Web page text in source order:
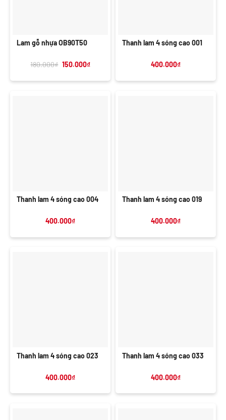
Lam gỗ nhựa OB90T50
180.000₫ Giá
180.000₫.
150.000₫Giá
là:
Thanh lam 4 sóng cao 001
400.000₫
Thanh lam 4 sóng cao 004
400.000₫
Thanh lam 4 sóng cao 019
400.000₫
Thanh lam 4 sóng cao 023
400.000₫
Thanh lam 4 sóng cao 033
400.000₫